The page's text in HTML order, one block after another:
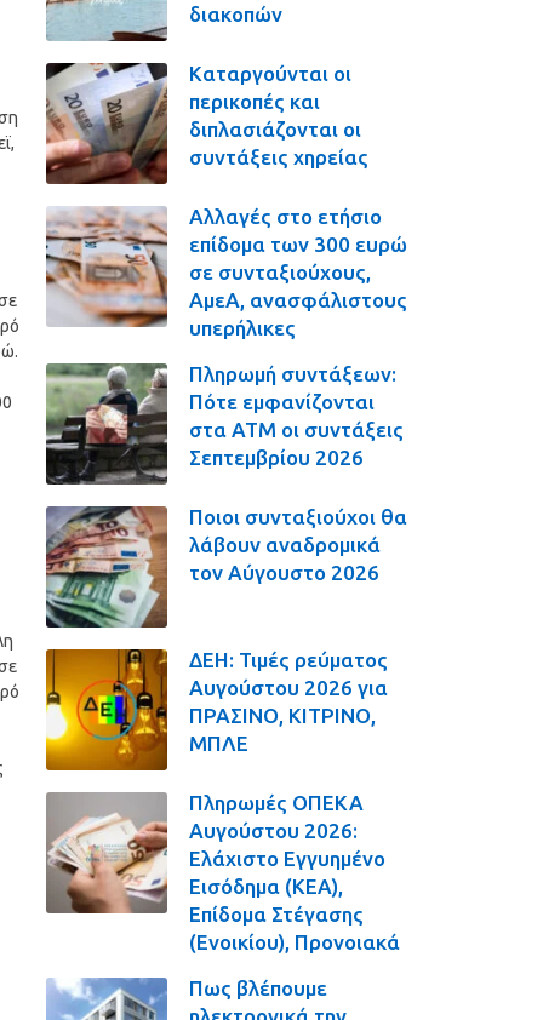
διακοπών
Καταργούνται οι
περικοπές και
διπλασιάζονται οι
συντάξεις χηρείας
Αλλαγές στο ετήσιο
επίδομα των 300 ευρώ
σε συνταξιούχους,
ΑμεΑ, ανασφάλιστους
υπερήλικες
Πληρωμή συντάξεων:
Πότε εμφανίζονται
στα ΑΤΜ οι συντάξεις
Σεπτεμβρίου 2026
Ποιοι συνταξιούχοι θα
λάβουν αναδρομικά
τον Αύγουστο 2026
ΔΕΗ: Τιμές ρεύματος
Αυγούστου 2026 για
ΠΡΑΣΙΝΟ, ΚΙΤΡΙΝΟ,
ΜΠΛΕ
Πληρωμές ΟΠΕΚΑ
Αυγούστου 2026:
Ελάχιστο Εγγυημένο
Εισόδημα (ΚΕΑ),
Επίδομα Στέγασης
(Ενοικίου), Προνοιακά
Πως βλέπουμε